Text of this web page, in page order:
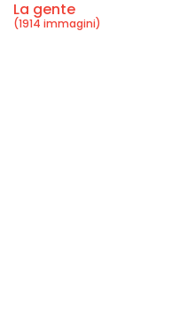
La gente
(1914 immagini)